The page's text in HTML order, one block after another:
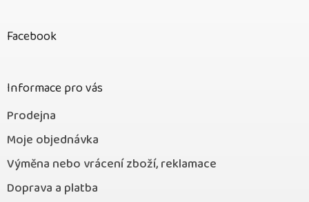
Facebook
Informace pro vás
Prodejna
Moje objednávka
Výměna nebo vrácení zboží, reklamace
Doprava a platba